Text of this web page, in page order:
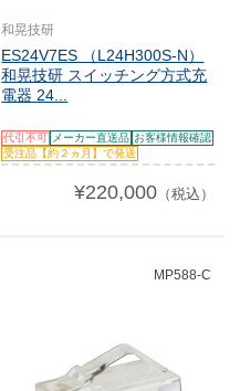
和晃技研
ES24V7ES （L24H300S-N）
和晃技研 スイッチング方式充
電器 24...
代引不可 メーカー直送品 お客様情報確認
受注品【約２ヵ月】で発送
¥220,000（税込）
MP588-C